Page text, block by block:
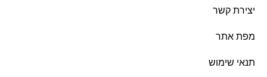
יצירת קשר
מפת אתר
תנאי שימוש